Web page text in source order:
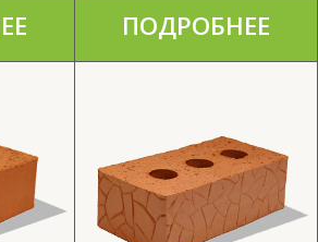
ПОДРОБНЕЕ
Кирпич керамический
рядовой полнотелый
утолщенный с